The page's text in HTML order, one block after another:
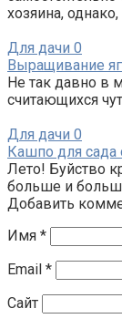
хозяина,
Для дачи 0
Выращивание
Не так давно в
считающихся
Для дачи 0
Кашпо для сада
Лето! Буйство
больше и
Добавить
Имя *
Email *
Сайт